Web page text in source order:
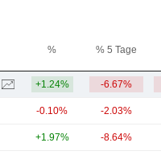
% % 5 Tage
+1.24% -6.67%
-0.10% -2.03%
+1.97% -8.64%